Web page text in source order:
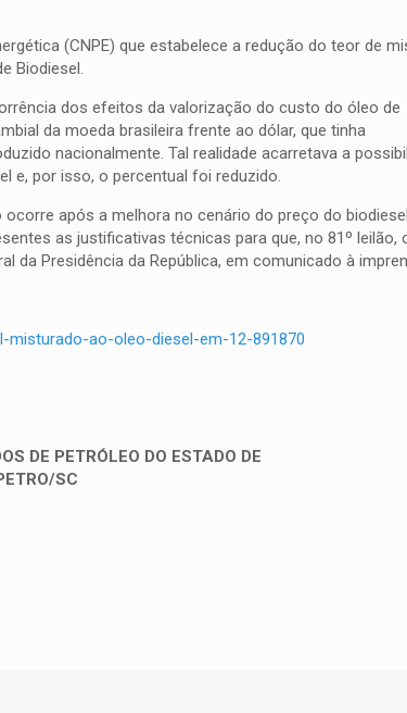
(CNPE) que estabelece a redução do teor de
Biodiesel.
dos efeitos da valorização do custo do óleo de
da moeda brasileira frente ao dólar, que tinha
nacionalmente. Tal realidade acarretava a
e, por isso, o percentual foi reduzido.
após a melhora no cenário do preço do
as justificativas técnicas para que, no 81º leilão,
da Presidência da República, em comunicado à
ao-oleo-diesel-em-12-891870
DE PETRÓLEO DO ESTADO DE
SC